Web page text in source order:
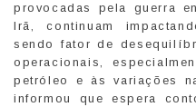
provocadas pela guerra
Irã, continuam
sendo fator de
operacionais,
petróleo e às variações
informou que espera